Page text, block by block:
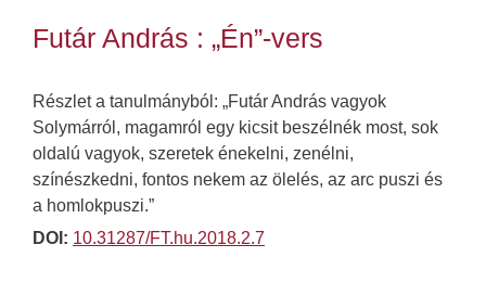
Futár András : „Én”-vers
Részlet a tanulmányból: „Futár András vagyok
Solymárról, magamról egy kicsit beszélnék most, sok
oldalú vagyok, szeretek énekelni, zenélni,
színészkedni, fontos nekem az ölelés, az arc puszi és
a homlokpuszi.”
DOI: 10.31287/FT.hu.2018.2.7